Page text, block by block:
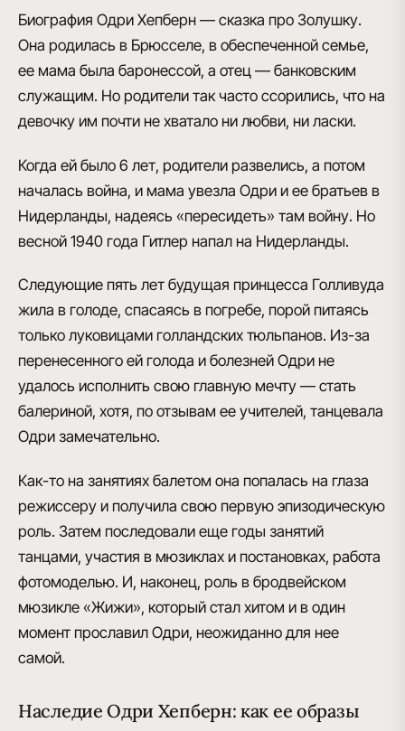
Биография Одри Хепберн — сказка про Золушку.
Она родилась в Брюсселе, в обеспеченной семье,
ее мама была баронессой, а отец — банковским
служащим. Но родители так часто ссорились, что на
девочку им почти не хватало ни любви, ни ласки.
Когда ей было 6 лет, родители развелись, а потом
началась война, и мама увезла Одри и ее братьев в
Нидерланды, надеясь «пересидеть» там войну. Но
весной 1940 года Гитлер напал на Нидерланды.
Следующие пять лет будущая принцесса Голливуда
жила в голоде, спасаясь в погребе, порой питаясь
только луковицами голландских тюльпанов. Из-за
перенесенного ей голода и болезней Одри не
удалось исполнить свою главную мечту — стать
балериной, хотя, по отзывам ее учителей, танцевала
Одри замечательно.
Как-то на занятиях балетом она попалась на глаза
режиссеру и получила свою первую эпизодическую
роль. Затем последовали еще годы занятий
танцами, участия в мюзиклах и постановках, работа
фотомоделью. И, наконец, роль в бродвейском
мюзикле «Жижи», который стал хитом и в один
момент прославил Одри, неожиданно для нее
самой.
Наследие Одри Хепберн: как ее образы